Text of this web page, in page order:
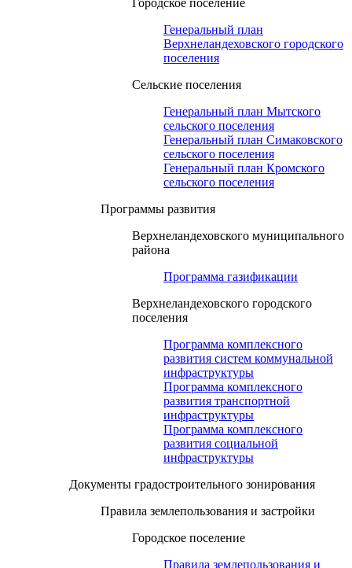
Городское поселение
Генеральный план
Верхнеландеховского городского
поселения
Сельские поселения
Генеральный план Мытского
сельского поселения
Генеральный план Симаковского
сельского поселения
Генеральный план Кромского
сельского поселения
Программы развития
Верхнеландеховского муниципального
района
Программа газификации
Верхнеландеховского городского
поселения
Программа комплексного
развития систем коммунальной
инфраструктуры
Программа комплексного
развития транспортной
инфраструктуры
Программа комплексного
развития социальной
инфраструктуры
Документы градостроительного зонирования
Правила землепользования и застройки
Городское поселение
Правила землепользования и